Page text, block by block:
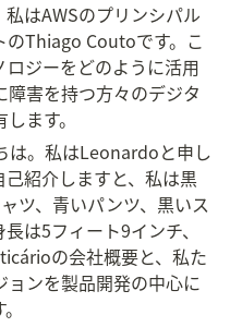
はAWSのプリンシパル
のThiago Coutoです。こ
ジーをどのように活用
障害を持つ方々のデジタ
ます。
は。私はLeonardoと申し
紹介しますと、私は黒
ツ、青いパンツ、黒いス
は5フィート9インチ、
の会社概要と、私た
ンを製品開発の中心に